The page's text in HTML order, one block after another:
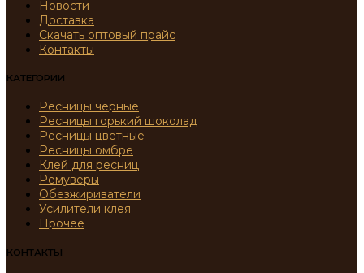
Новости
Доставка
Скачать оптовый прайс
Контакты
КАТЕГОРИИ
Ресницы черные
Ресницы горький шоколад
Ресницы цветные
Ресницы омбре
Клей для ресниц
Ремуверы
Обезжириватели
Усилители клея
Прочее
КОНТАКТЫ